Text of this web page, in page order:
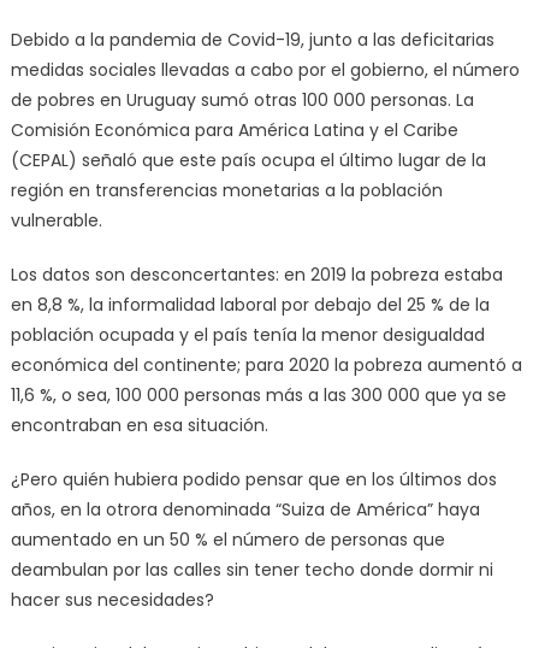
Debido a la pandemia de Covid-19, junto a las deficitarias
medidas sociales llevadas a cabo por el gobierno, el número
de pobres en Uruguay sumó otras 100 000 personas. La
Comisión Económica para América Latina y el Caribe
(CEPAL) señaló que este país ocupa el último lugar de la
región en transferencias monetarias a la población
vulnerable.
Los datos son desconcertantes: en 2019 la pobreza estaba
en 8,8 %, la informalidad laboral por debajo del 25 % de la
población ocupada y el país tenía la menor desigualdad
económica del continente; para 2020 la pobreza aumentó a
11,6 %, o sea, 100 000 personas más a las 300 000 que ya se
encontraban en esa situación.
¿Pero quién hubiera podido pensar que en los últimos dos
años, en la otrora denominada “Suiza de América” haya
aumentado en un 50 % el número de personas que
deambulan por las calles sin tener techo donde dormir ni
hacer sus necesidades?